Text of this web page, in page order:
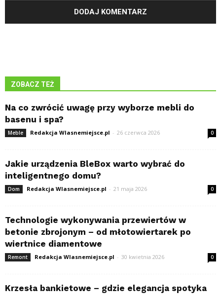
ZOBACZ TEŻ
Na co zwrócić uwagę przy wyborze mebli do
basenu i spa?
Meble Redakcja Wlasnemiejsce.pl - 26 czerwca 2026 0
Jakie urządzenia BleBox warto wybrać do
inteligentnego domu?
Dom Redakcja Wlasnemiejsce.pl - 21 maja 2026 0
Technologie wykonywania przewiertów w
betonie zbrojonym – od młotowiertarek po
wiertnice diamentowe
Remont Redakcja Wlasnemiejsce.pl - 30 kwietnia 2026 0
Krzesła bankietowe – gdzie elegancja spotyka